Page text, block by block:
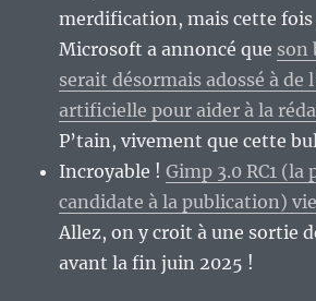
merdification, mais cette fois
Microsoft a annoncé que son
serait désormais adossé à de
artificielle pour aider à la
P’tain, vivement que cette
Incroyable !Gimp 3.0 RC1 (la
candidate à la publication)
Allez, on y croit à une sortie
avant la fin juin 2025 !